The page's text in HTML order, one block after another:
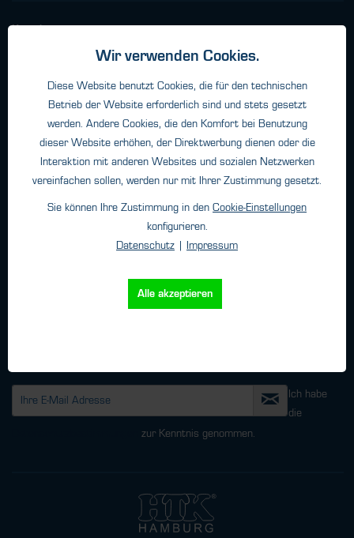
Oehleckerring 32 • 22419 Hamburg
Telefon: +49 (0)40 - 600 38 38 - 0
Fax: +49 (0)40 - 600 38 38 - 99
info@htk-hamburg.com
Ich habe
die
zur Kenntnis genommen.
Wir verwenden Cookies.
Diese Website benutzt Cookies, die für den technischen
Betrieb der Website erforderlich sind und stets gesetzt
werden. Andere Cookies, die den Komfort bei Benutzung
dieser Website erhöhen, der Direktwerbung dienen oder die
Interaktion mit anderen Websites und sozialen Netzwerken
vereinfachen sollen, werden nur mit Ihrer Zustimmung gesetzt.
Sie können Ihre Zustimmung in den Cookie-Einstellungen
konfigurieren.
Datenschutz
Impressum
Alle akzeptieren